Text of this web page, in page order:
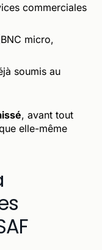
commerciales
micro,
soumis au
, avant tout
elle-même